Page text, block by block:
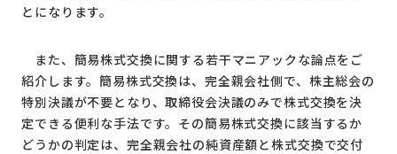
とになります。
また、簡易株式交換に関する若干マニアックな論点をご
紹介します。簡易株式交換は、完全親会社側で、株主総会の
特別決議が不要となり、取締役会決議のみで株式交換を決
定できる便利な手法です。その簡易株式交換に該当するか
どうかの判定は、完全親会社の純資産額と株式交換で交付